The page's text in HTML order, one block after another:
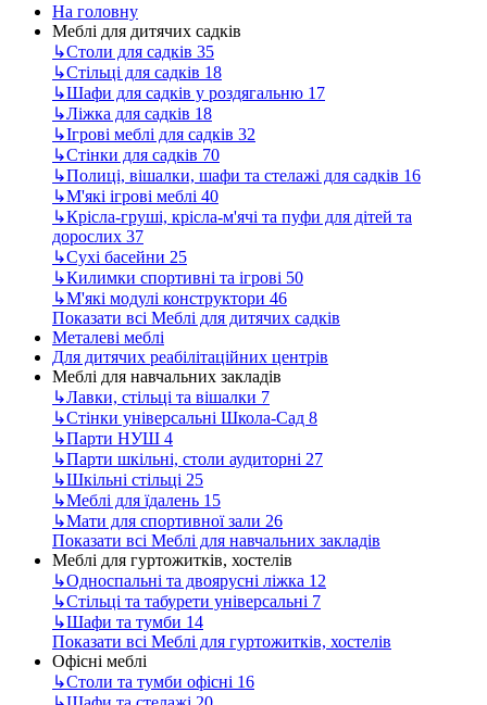
На головну
Меблі для дитячих садків
↳Столи для садків 35
↳Стільці для садків 18
↳Шафи для садків у роздягальню 17
↳Ліжка для садків 18
↳Ігрові меблі для садків 32
↳Стінки для садків 70
↳Полиці, вішалки, шафи та стелажі для садків 16
↳М'які ігрові меблі 40
↳Крісла-груші, крісла-м'ячі та пуфи для дітей та
дорослих 37
↳Сухі басейни 25
↳Килимки спортивні та ігрові 50
↳М'які модулі конструктори 46
Показати всі Меблі для дитячих садків
Металеві меблі
Для дитячих реабілітаційних центрів
Меблі для навчальних закладів
↳Лавки, стільці та вішалки 7
↳Стінки універсальні Школа-Сад 8
↳Парти НУШ 4
↳Парти шкільні, столи аудиторні 27
↳Шкільні стільці 25
↳Меблі для їдалень 15
↳Мати для спортивної зали 26
Показати всі Меблі для навчальних закладів
Меблі для гуртожитків, хостелів
↳Односпальні та двоярусні ліжка 12
↳Стільці та табурети універсальні 7
↳Шафи та тумби 14
Показати всі Меблі для гуртожитків, хостелів
Офісні меблі
↳Столи та тумби офісні 16